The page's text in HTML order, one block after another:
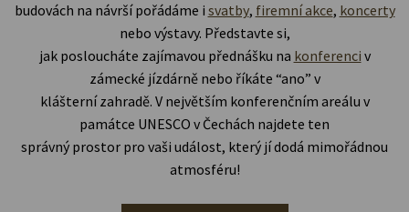
budovách na návrší pořádáme i svatby, firemní akce, koncerty
nebo výstavy. Představte si,
jak posloucháte zajímavou přednášku na konferenci v
zámecké jízdárně nebo říkáte “ano” v
klášterní zahradě. V největším konferenčním areálu v
památce UNESCO v Čechách najdete ten
správný prostor pro vaši událost, který jí dodá mimořádnou
atmosféru!